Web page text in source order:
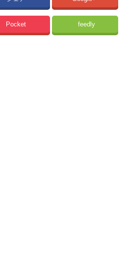
Pocket feedly